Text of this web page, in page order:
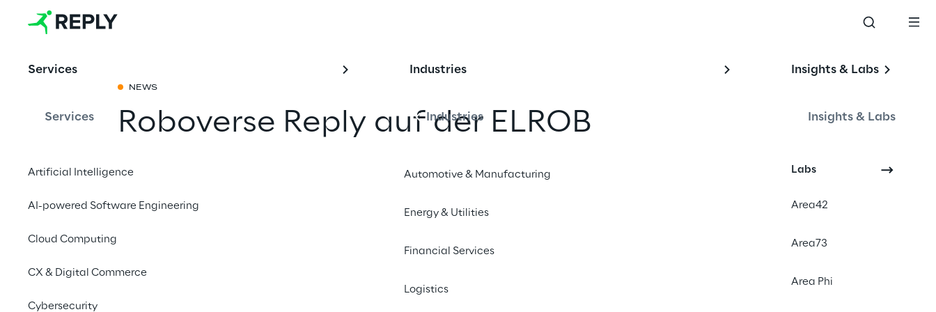
Services
Services
Artificial Intelligence
AI-powered Software Engineering
Cloud Computing
CX & Digital Commerce
Cybersecurity
Industries
Industries
Automotive & Manufacturing
Energy & Utilities
Financial Services
Logistics
Insights & Labs
Insights & Labs
Labs
Area42
Area73
Area Phi
NEWS
Roboverse Reply auf der ELROB